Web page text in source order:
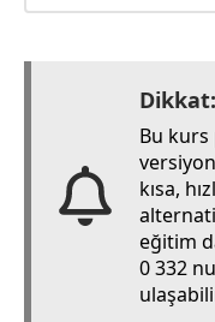
Dikkat:
Bu kurs
kısa,
eğitim
0 332